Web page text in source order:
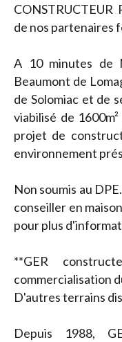
de nos partenaires
A 10 minutes de
Beaumont de
de Solomiac et de
viabilisé de
projet de
environnement
Non soumis au
conseiller en
pour plus
**GER
commercialisation
D'autres terrains
Depuis 1988,